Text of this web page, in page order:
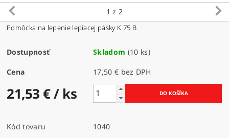
1 z 2
Pomôcka na lepenie lepiacej pásky K 75 B
Dostupnosť Skladom (10 ks)
Cena 17,50 € bez DPH
21,53 €/ ks
Kód tovaru
1040